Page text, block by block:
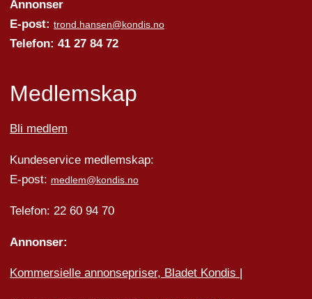
Annonser
E-post: trond.hansen@kondis.no
Telefon: 41 27 84 72
Medlemskap
Bli medlem
Kundeservice medlemskap:
E-post: medlem@kondis.no
Telefon: 22 60 94 70
Annonser:
Kommersielle annonsepriser, Bladet Kondis